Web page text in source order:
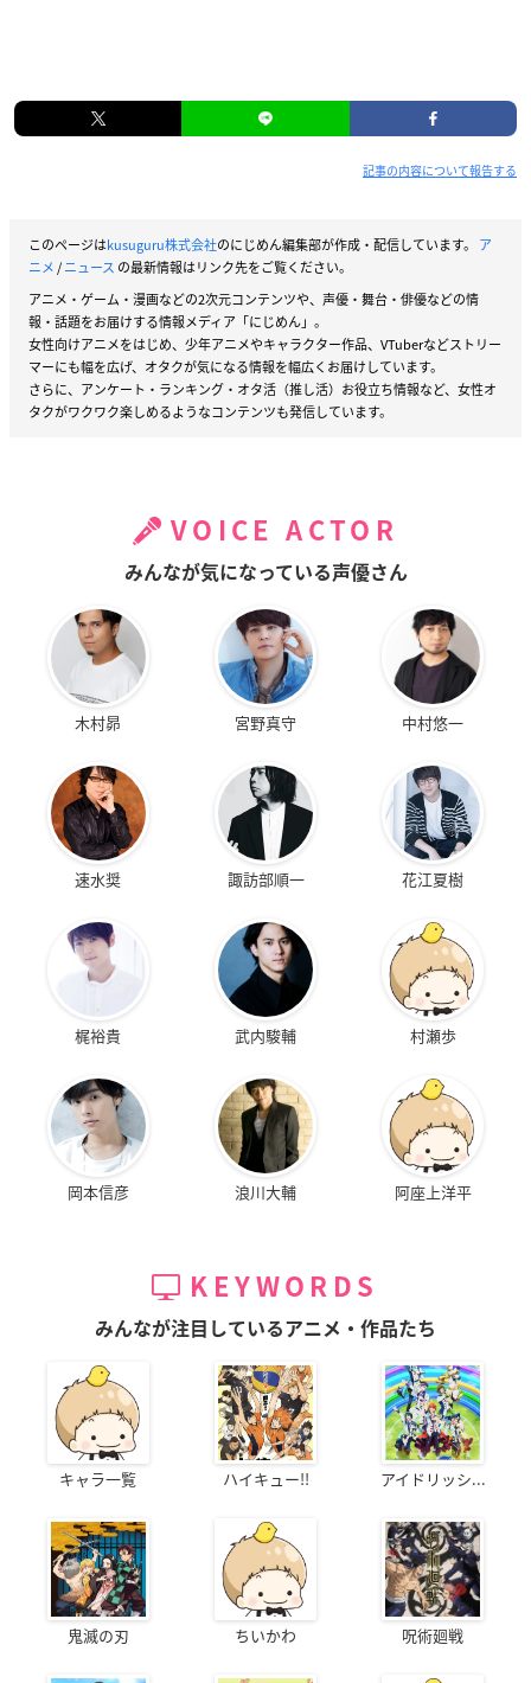
記事の内容について報告する
このページはkusuguru株式会社のにじめん編集部が作成・配信しています。 ア
ニメ/ニュース の最新情報はリンク先をご覧ください。
アニメ・ゲーム・漫画などの2次元コンテンツや、声優・舞台・俳優などの情
報・話題をお届けする情報メディア「にじめん」。
女性向けアニメをはじめ、少年アニメやキャラクター作品、VTuberなどストリー
マーにも幅を広げ、オタクが気になる情報を幅広くお届けしています。
さらに、アンケート・ランキング・オタ活（推し活）お役立ち情報など、女性オ
タクがワクワク楽しめるようなコンテンツも発信しています。
VOICE ACTOR
みんなが気になっている声優さん
木村昴 宮野真守 中村悠一
速水奨 諏訪部順一 花江夏樹
梶裕貴 武内駿輔 村瀬歩
岡本信彦 浪川大輔 阿座上洋平
KEYWORDS
みんなが注目しているアニメ・作品たち
キャラ一覧 ハイキュー!! アイドリッシ...
鬼滅の刃 ちいかわ 呪術廻戦